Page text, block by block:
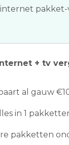
internet
+ tv
al gauw
in 1
pakketten